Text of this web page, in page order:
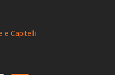
e capitelli
e capitelli
e Capitelli